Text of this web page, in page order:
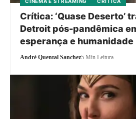
Crítica: ‘Quase Deserto’
Detroit pós-pandêmica
esperança e humanidade
André Quental Sanchez5 Min Leitura